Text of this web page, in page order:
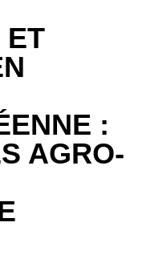
ET
:
AGRO-